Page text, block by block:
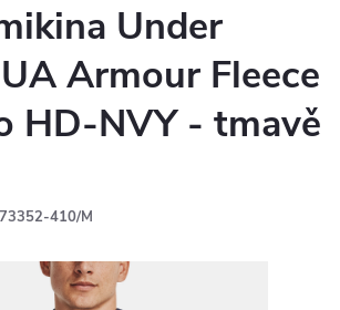
Under
Armour Fleece
HD-NVY - tmavě
410/M